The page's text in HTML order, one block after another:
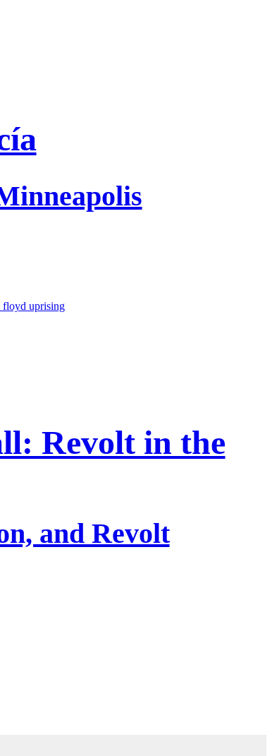
floyd uprising
Revolt in the
and Revolt